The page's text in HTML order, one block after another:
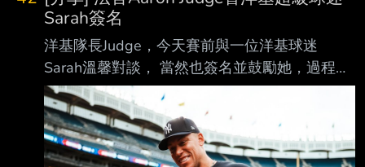
會會長堀内恒夫今（6）日在個人部落格發文，
對當前先發投 手完投數急遽減少的現象表達強
烈危機感。他痛心直言，若未來再也沒有投手追
求完投， 「澤村賞這個獎項的存續問題，恐怕
也必須被拿出來檢討了。」 傳承澤村榮治精
神！澤村賞比大聯盟賽揚獎還悠久 現年78歲的
堀內恒夫，6日在個人部落格發文
Sarah簽名
洋基隊長Judge，今天賽前與一位洋基球迷
Sarah溫馨對談， 當然也簽名並鼓勵她，過程中
回應不忘給予眼神關懷。 今天對於她是難以忘
懷的美好日子。 (洋蔥~~) 法官真的是非常讓人
佩服的球星之一，X, IG還是Reddit等都讚賞。
What it's all about @TheJudge44 had the